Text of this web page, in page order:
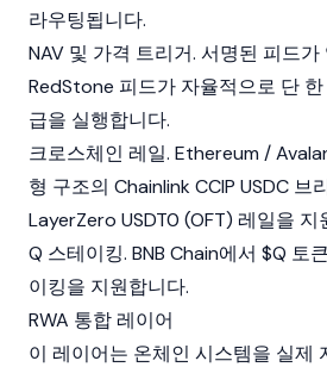
라우팅됩니다.
NAV 및 가격 트리거. 서명된 피드
RedStone 피드가 자율적으로 단
급을 실행합니다.
크로스체인 레일. Ethereum /
형 구조의 Chainlink CCIP USDC 브
LayerZero USDT0 (OFT) 레일을 지
Q 스테이킹. BNB Chain에서 $Q 토
이킹을 지원합니다.
RWA 통합 레이어
이 레이어는 온체인 시스템을 실제